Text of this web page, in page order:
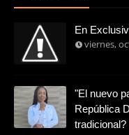
En
viernes,
"El nuevo
República
tradicional?